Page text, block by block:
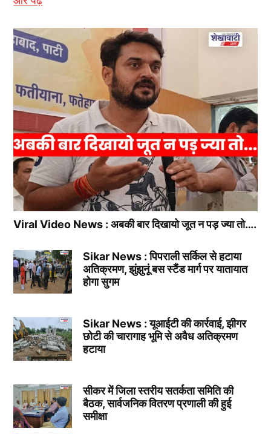
Viral Video News : अबकी बार दिखायो जूत न पड़ ज्या तो….
Sikar News : पिपराली सर्किल से हटाया
अतिक्रमण, झुंझुनूं बस स्टैंड मार्ग पर यातायात
होगा सुगम
Sikar News : यूआईटी की कार्रवाई, झीगर
छोटी की चारागाह भूमि से अवैध अतिक्रमण
हटाया
सीकर में जिला स्तरीय सतर्कता समिति की
बैठक, सार्वजनिक वितरण प्रणाली की हुई
समीक्षा